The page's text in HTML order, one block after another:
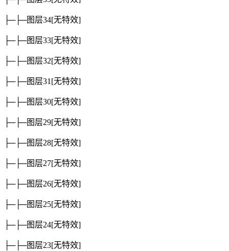
├─├─图层34[无特效]
├─├─图层33[无特效]
├─├─图层32[无特效]
├─├─图层31 [无特效]
├─├─图层30[无特效]
├─├─图层29[无特效]
├─├─图层28[无特效]
├─├─图层27[无特效]
├─├─图层26[无特效]
├─├─图层25[无特效]
├─├─图层24[无特效]
├─├─图层23[无特效]